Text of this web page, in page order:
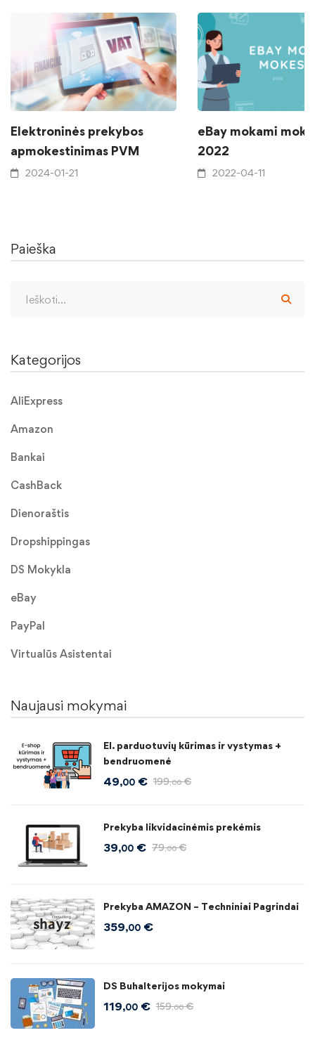
Elektroninės prekybos
apmokestinimas PVM
2024-01-21
eBay mokami
2022
2022-04-11
Paieška
Kategorijos
AliExpress
Amazon
Bankai
CashBack
Dienoraštis
Dropshippingas
DS Mokykla
eBay
PayPal
Virtualūs Asistentai
Naujausi mokymai
El. parduotuvių kūrimas ir vystymas +
bendruomenė
49,00 € 199,00 €
Prekyba likvidacinėmis prekėmis
39,00 € 79,00 €
Prekyba AMAZON – Techniniai Pagrindai
359,00 €
DS Buhalterijos mokymai
119,00 € 159,00 €